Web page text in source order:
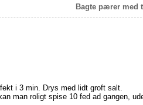
Bagte pærer med
i 3 min. Drys med lidt groft salt.
man roligt spise 10 fed ad gangen,